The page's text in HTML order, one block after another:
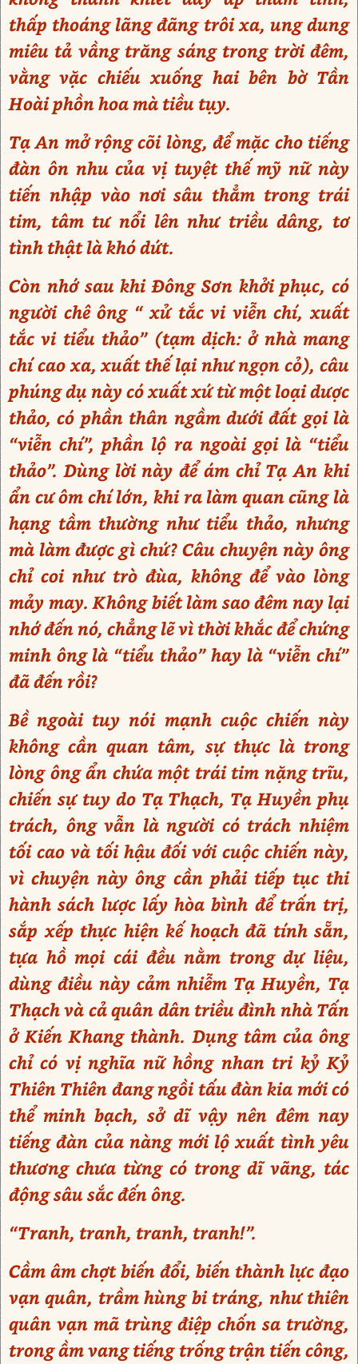
thấp thoáng lãng đãng trôi xa, ung dung
miêu tả vầng trăng sáng trong trời đêm,
vằng vặc chiếu xuống hai bên bờ Tần
Hoài phồn hoa mà tiều tụy.
Tạ An mở rộng cõi lòng, để mặc cho tiếng
đàn ôn nhu của vị tuyệt thế mỹ nữ này
tiến nhập vào nơi sâu thẳm trong trái
tim, tâm tư nổi lên như triều dâng, tơ
tình thật là khó dứt.
Còn nhớ sau khi Đông Sơn khởi phục, có
người chê ông “ xử tắc vi viễn chí, xuất
tắc vi tiểu thảo” (tạm dịch: ở nhà mang
chí cao xa, xuất thế lại như ngọn cỏ), câu
phúng dụ này có xuất xứ từ một loại dược
thảo, có phần thân ngầm dưới đất gọi là
“viễn chí”, phần lộ ra ngoài gọi là “tiểu
thảo”. Dùng lời này để ám chỉ Tạ An khi
ẩn cư ôm chí lớn, khi ra làm quan cũng là
hạng tầm thường như tiểu thảo, nhưng
mà làm được gì chứ? Câu chuyện này ông
chỉ coi như trò đùa, không để vào lòng
mảy may. Không biết làm sao đêm nay lại
nhớ đến nó, chẳng lẽ vì thời khắc để chứng
minh ông là “tiểu thảo” hay là “viễn chí”
đã đến rồi?
Bề ngoài tuy nói mạnh cuộc chiến này
không cần quan tâm, sự thực là trong
lòng ông ẩn chứa một trái tim nặng trĩu,
chiến sự tuy do Tạ Thạch, Tạ Huyền phụ
trách, ông vẫn là người có trách nhiệm
tối cao và tối hậu đối với cuộc chiến này,
vì chuyện này ông cần phải tiếp tục thi
hành sách lược lấy hòa bình để trấn trị,
sắp xếp thực hiện kế hoạch đã tính sẵn,
tựa hồ mọi cái đều nằm trong dự liệu,
dùng điều này cảm nhiễm Tạ Huyền, Tạ
Thạch và cả quân dân triều đình nhà Tấn
ở Kiến Khang thành. Dụng tâm của ông
chỉ có vị nghĩa nữ hồng nhan tri kỷ Kỷ
Thiên Thiên đang ngồi tấu đàn kia mới có
thể minh bạch, sở dĩ vậy nên đêm nay
tiếng đàn của nàng mới lộ xuất tình yêu
thương chưa từng có trong dĩ vãng, tác
động sâu sắc đến ông.
“Tranh, tranh, tranh, tranh!”.
Cầm âm chợt biến đổi, biến thành lực đạo
vạn quân, trầm hùng bi tráng, như thiên
quân vạn mã trùng điệp chốn sa trường,
trong ầm vang tiếng trống trận tiến công,